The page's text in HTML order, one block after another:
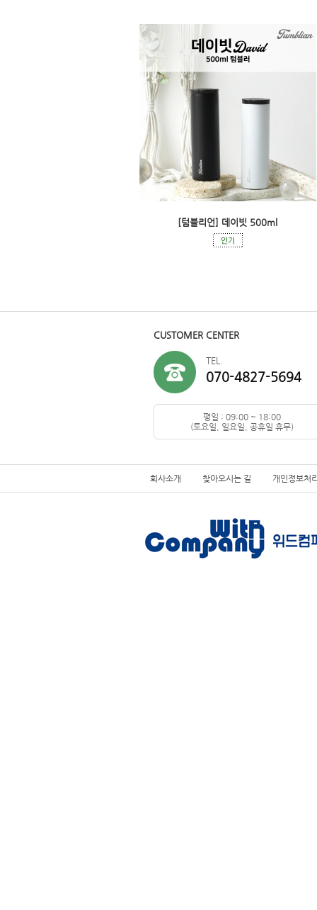
[텀블리언] 데이빗 500ml
CUSTOMER CENTER
TEL.
070-4827-5694
평일 : 09:00 ~ 18:00
(토요일, 일요일, 공휴일 휴무)
회사소개 찾아오시는 길 개인정보처